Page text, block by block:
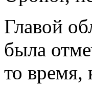
Главой
была
то время,